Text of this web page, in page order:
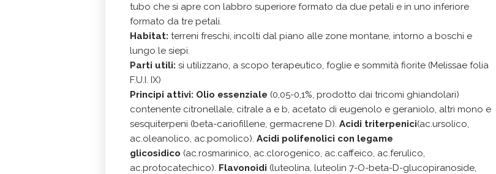
tubo che si apre con labbro superiore formato da due petali e in uno inferiore
formato da tre petali.
Habitat: terreni freschi, incolti dal piano alle zone montane, intorno a boschi e
lungo le siepi.
Parti utili: si utilizzano, a scopo terapeutico, foglie e sommità fiorite (Melissae folia
F.U.I. IX)
Principi attivi: Olio essenziale (0,05-0,1%, prodotto dai tricomi ghiandolari)
contenente citronellale, citrale a e b, acetato di eugenolo e geraniolo, altri mono e
sesquiterpeni (beta-cariofillene, germacrene D). Acidi triterpenici(ac.ursolico,
ac.oleanolico, ac.pomolico). Acidi polifenolici con legame
glicosidico (ac.rosmarinico, ac.clorogenico, ac.caffeico, ac.ferulico,
ac.protocatechico). Flavonoidi (luteolina, luteolin 7-O-beta-D-glucopiranoside,